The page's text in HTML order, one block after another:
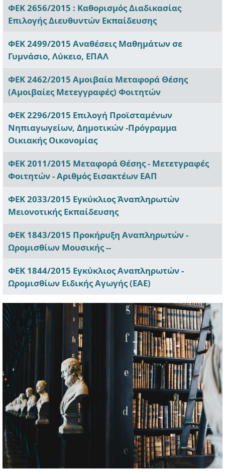
ΦΕΚ 2656/2015 : Καθορισμός Διαδικασίας
Επιλογής Διευθυντών Εκπαίδευσης
ΦΕΚ 2499/2015 Αναθέσεις Μαθημάτων σε
Γυμνάσιο, Λύκειο, ΕΠΑΛ
ΦΕΚ 2462/2015 Αμοιβαία Μεταφορά Θέσης
(Αμοιβαίες Μετεγγραφές) Φοιτητών
ΦΕΚ 2296/2015 Επιλογή Προϊσταμένων
Νηπιαγωγείων, Δημοτικών -Πρόγραμμα
Οικιακής Οικονομίας
ΦΕΚ 2011/2015 Μεταφορά Θέσης - Μετετγραφές
Φοιτητών - Αριθμός Εισακτέων ΕΑΠ
ΦΕΚ 2033/2015 Εγκύκλιος Άναπληρωτών
Μειονοτικής Εκπαίδευσης
ΦΕΚ 1843/2015 Προκήρυξη Αναπληρωτών -
Ωρομισθίων Μουσικής --
ΦΕΚ 1844/2015 Εγκύκλιος Αναπληρωτών -
Ωρομισθίων Ειδικής Αγωγής (ΕΑΕ)